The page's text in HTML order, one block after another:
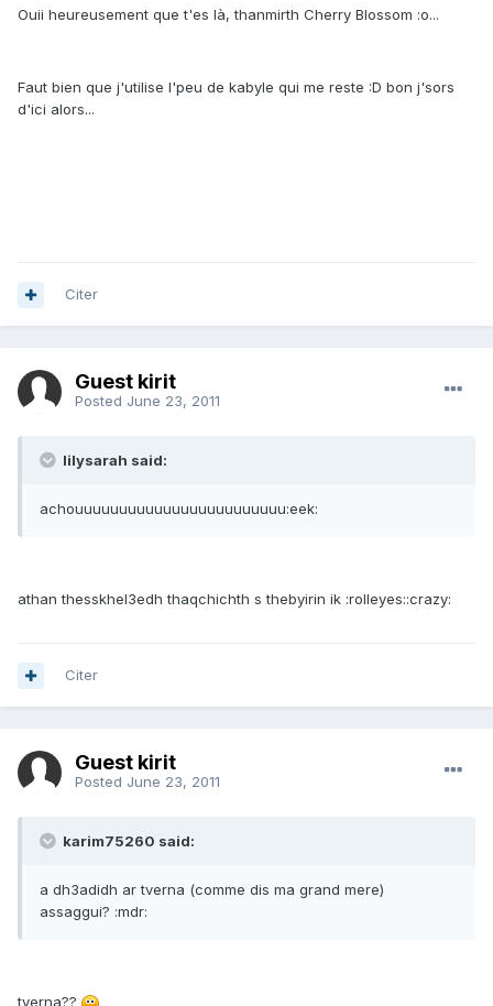
Ouii heureusement que t'es là, thanmirth Cherry Blossom :o...
Faut bien que j'utilise l'peu de kabyle qui me reste :D bon j'sors
d'ici alors...
Citer
Guest kirit
Posted June 23, 2011
lilysarah said:
achouuuuuuuuuuuuuuuuuuuuuuuu:eek:
athan thesskhel3edh thaqchichth s thebyirin ik :rolleyes::crazy:
Citer
Guest kirit
Posted June 23, 2011
karim75260 said:
a dh3adidh ar tverna (comme dis ma grand mere)
assaggui? :mdr:
tverna??